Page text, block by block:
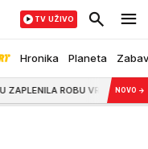
Hronika Planeta
TV UŽIVO
ROBU VREDNU 10.000
NOVO →